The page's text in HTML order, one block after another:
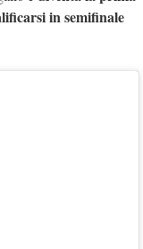
in semifinale